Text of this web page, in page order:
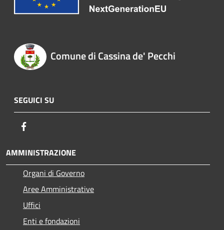
Comune di Cassina de' Pecchi
SEGUICI SU
AMMINISTRAZIONE
Organi di Governo
Aree Amministrative
Uffici
Enti e fondazioni